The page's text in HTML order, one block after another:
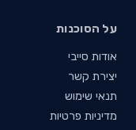
על הסוכנות
אודות סייבי
יצירת קשר
תנאי שימוש
מדיניות פרטיות